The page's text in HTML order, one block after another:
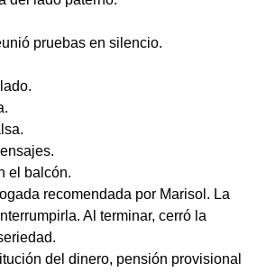
pruebas en silencio.
el balcón.
recomendada por Marisol. La
Al terminar, cerró la
del dinero, pensión provisional